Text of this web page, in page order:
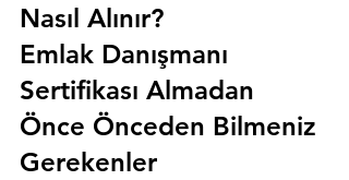
Nasıl Alınır?
Emlak Danışmanı
Sertifikası Almadan
Önce Önceden Bilmeniz
Gerekenler